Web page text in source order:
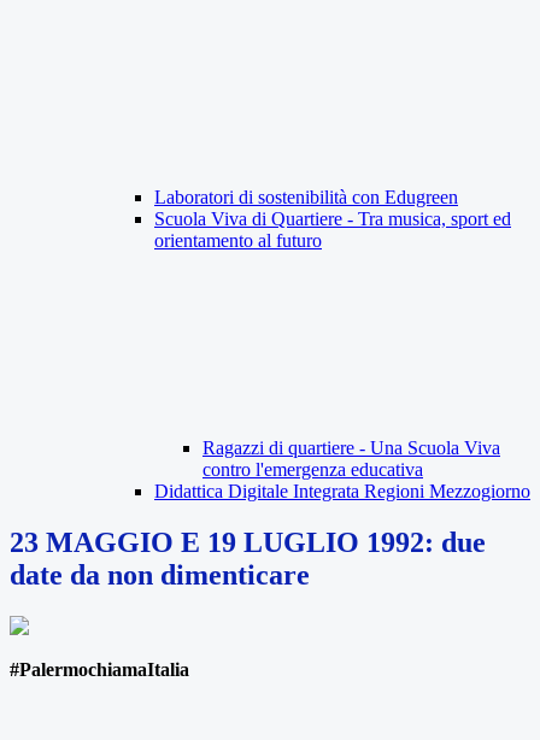
Laboratori di sostenibilità con Edugreen
Scuola Viva di Quartiere - Tra musica, sport ed
orientamento al futuro
Ragazzi di quartiere - Una Scuola Viva
contro l'emergenza educativa
Didattica Digitale Integrata Regioni Mezzogiorno
23 MAGGIO E 19 LUGLIO 1992: due
date da non dimenticare
#PalermochiamaItalia